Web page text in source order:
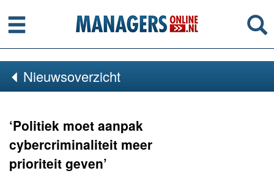
Menu
Nieuwsoverzicht
‘Politiek moet aanpak
cybercriminaliteit meer
prioriteit geven’